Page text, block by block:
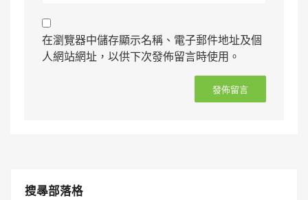
在瀏覽器中儲存顯示名稱、電子郵件地址及個
人網站網址，以供下次發佈留言時使用。
搜㝷部落格